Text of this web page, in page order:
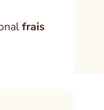
frais